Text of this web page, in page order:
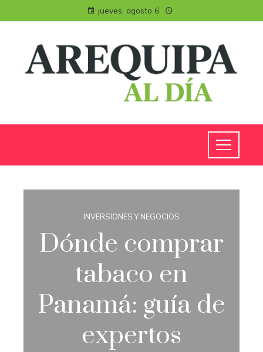
jueves, agosto 6
INVERSIONES Y NEGOCIOS
Dónde comprar
tabaco en
Panamá: guía de
expertos